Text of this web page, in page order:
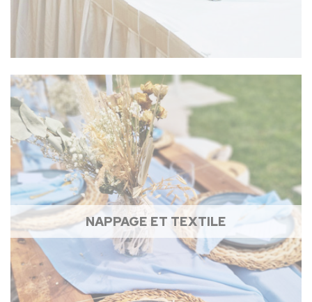
NAPPAGE ET TEXTILE